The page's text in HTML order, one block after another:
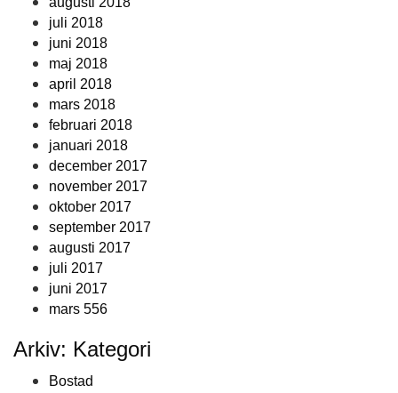
juli 2018
juni 2018
maj 2018
april 2018
mars 2018
februari 2018
januari 2018
december 2017
november 2017
oktober 2017
september 2017
augusti 2017
juli 2017
juni 2017
mars 556
Arkiv: Kategori
Bostad